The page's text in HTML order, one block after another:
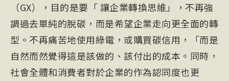
（GX），目的是要「 讓企業轉換思維」，不再強
調過去單純的脫碳，而是希望企業走向更全面的轉
型。不再痛苦地使用綠電，或購買碳信用，「而是
自然而然覺得這是該做的、該付出的成本。同時，
社會全體和消費者對於企業的作為認同度也更